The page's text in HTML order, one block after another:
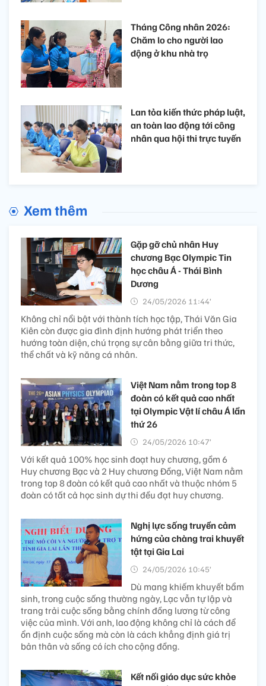
Tháng Công nhân 2026:
Chăm lo cho người lao
động ở khu nhà trọ
Lan tỏa kiến thức pháp luật,
an toàn lao động tới công
nhân qua hội thi trực tuyến
Xem thêm
Gặp gỡ chủ nhân Huy
chương Bạc Olympic Tin
học châu Á - Thái Bình
Dương
24/05/2026 11:44’
Không chỉ nổi bật với thành tích học tập, Thái Văn Gia
Kiên còn được gia đình định hướng phát triển theo
hướng toàn diện, chú trọng sự cân bằng giữa tri thức,
thể chất và kỹ năng cá nhân.
Việt Nam nằm trong top 8
đoàn có kết quả cao nhất
tại Olympic Vật lí châu Á lần
thứ 26
24/05/2026 10:47’
Với kết quả 100% học sinh đoạt huy chương, gồm 6
Huy chương Bạc và 2 Huy chương Đồng, Việt Nam nằm
trong top 8 đoàn có kết quả cao nhất và thuộc nhóm 5
đoàn có tất cả học sinh dự thi đều đạt huy chương.
Nghị lực sống truyền cảm
hứng của chàng trai khuyết
tật tại Gia Lai
24/05/2026 10:45’
Dù mang khiếm khuyết bẩm
sinh, trong cuộc sống thường ngày, Lạc vẫn tự lập và
trang trải cuộc sống bằng chính đồng lương từ công
việc của mình. Với anh, lao động không chỉ là cách để
ổn định cuộc sống mà còn là cách khẳng định giá trị
bản thân và sống có ích cho cộng đồng.
Kết nối giáo dục sức khỏe